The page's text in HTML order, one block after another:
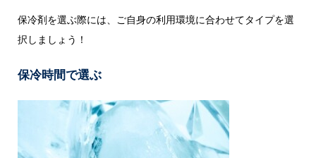
保冷剤を選ぶ際には、ご自身の利用環境に合わせてタイプを選
択しましょう！
保冷時間で選ぶ